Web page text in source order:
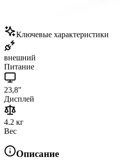
Ключевые характеристики
внешний
Питание
23,8"
Дисплей
4.2 кг
Вес
Описание